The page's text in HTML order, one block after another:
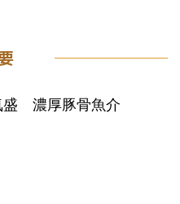
濃厚豚骨魚介